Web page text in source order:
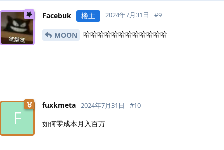
Facebuk 楼主 2024年7月31日 #9
MOON 哈哈哈哈哈哈哈哈哈哈哈哈
F
fuxkmeta 2024年7月31日 #10
如何零成本月入百万